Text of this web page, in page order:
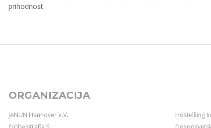
prihodnost.
ORGANIZACIJA
JANUN Hannover e.V.
Hostellling